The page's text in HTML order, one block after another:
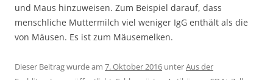
und Maus hinzuweisen. Zum Beispiel darauf, dass
menschliche Muttermilch viel weniger IgG enthält als die
von Mäusen. Es ist zum Mäusemelken.
Dieser Beitrag wurde am 7. Oktober 2016 unterAus der